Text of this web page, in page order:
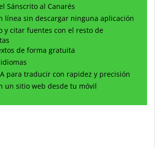
Sánscrito al Canarés
línea sin descargar ninguna aplicación
y citar fuentes con el resto de
de forma gratuita
para traducir con rapidez y precisión
un sitio web desde tu móvil